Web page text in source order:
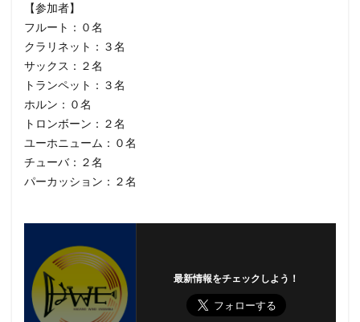
【参加者】
フルート：０名
クラリネット：３名
サックス：２名
トランペット：３名
ホルン：０名
トロンボーン：２名
ユーホニューム：０名
チューバ：２名
パーカッション：２名
最新情報をチェックしよう！